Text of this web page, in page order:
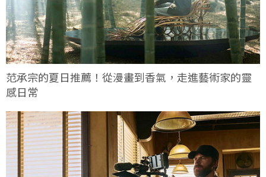
范承宗的夏日推薦！從漫畫到香氣，走進藝術家的靈
感日常